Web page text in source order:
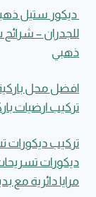
للجدران –
ذهبي
تركيب ارضيات
ديكورات
مرايا دائرية